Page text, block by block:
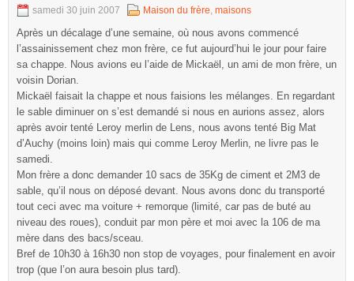
samedi 30 juin 2007 Maison du frère, maisons
Après un décalage d’une semaine, où nous avons commencé
l’assainissement chez mon frère, ce fut aujourd’hui le jour pour faire
sa chappe. Nous avions eu l’aide de Mickaël, un ami de mon frère, un
voisin Dorian.
Mickaël faisait la chappe et nous faisions les mélanges. En regardant
le sable diminuer on s’est demandé si nous en aurions assez, alors
après avoir tenté Leroy merlin de Lens, nous avons tenté Big Mat
d’Auchy (moins loin) mais qui comme Leroy Merlin, ne livre pas le
samedi.
Mon frère a donc demander 10 sacs de 35Kg de ciment et 2M3 de
sable, qu’il nous on déposé devant. Nous avons donc du transporté
tout ceci avec ma voiture + remorque (limité, car pas de buté au
niveau des roues), conduit par mon père et moi avec la 106 de ma
mère dans des bacs/sceau.
Bref de 10h30 à 16h30 non stop de voyages, pour finalement en avoir
trop (que l’on aura besoin plus tard).